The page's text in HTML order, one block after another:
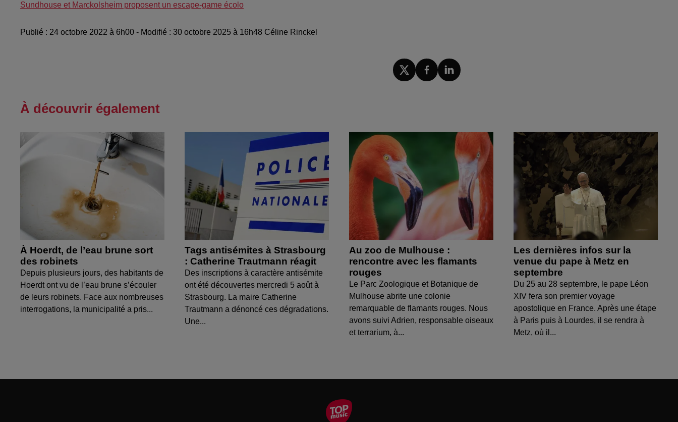
Sundhouse et Marckolsheim proposent un escape-game écolo
Publié : 24 octobre 2022 à 6h00 - Modifié : 30 octobre 2025 à 16h48 Céline Rinckel
À découvrir également
À Hoerdt, de l’eau brune sort
des robinets
Depuis plusieurs jours, des habitants de
Hoerdt ont vu de l’eau brune s’écouler
de leurs robinets. Face aux nombreuses
interrogations, la municipalité a pris...
Tags antisémites à Strasbourg
: Catherine Trautmann réagit
Des inscriptions à caractère antisémite
ont été découvertes mercredi 5 août à
Strasbourg. La maire Catherine
Trautmann a dénoncé ces dégradations.
Une...
Au zoo de Mulhouse :
rencontre avec les flamants
rouges
Le Parc Zoologique et Botanique de
Mulhouse abrite une colonie
remarquable de flamants rouges. Nous
avons suivi Adrien, responsable oiseaux
et terrarium, à...
Les dernières infos sur la
venue du pape à Metz en
septembre
Du 25 au 28 septembre, le pape Léon
XIV fera son premier voyage
apostolique en France. Après une étape
à Paris puis à Lourdes, il se rendra à
Metz, où il...